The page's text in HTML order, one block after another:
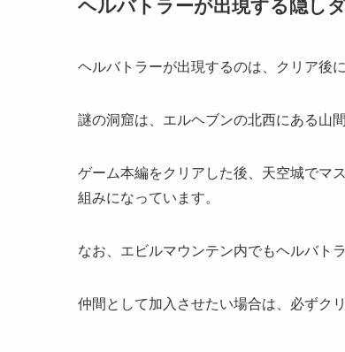
ヘルバトラーが出現する隠し
ヘルバトラーが出現するのは、クリア後
謎の洞窟は、エルヘブンの北西にある山
ゲーム本編をクリアした後、天空城でマ
組みになっています。
なお、エビルマウンテン内でもヘルバト
仲間として加入させたい場合は、必ずク